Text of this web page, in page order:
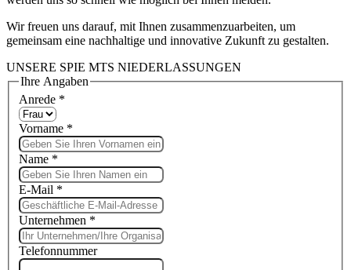
Wir freuen uns darauf, mit Ihnen zusammenzuarbeiten, um
gemeinsam eine nachhaltige und innovative Zukunft zu gestalten.
UNSERE SPIE MTS NIEDERLASSUNGEN
Ihre Angaben
Anrede *
Vorname *
Name *
E-Mail *
Unternehmen *
Telefonnummer